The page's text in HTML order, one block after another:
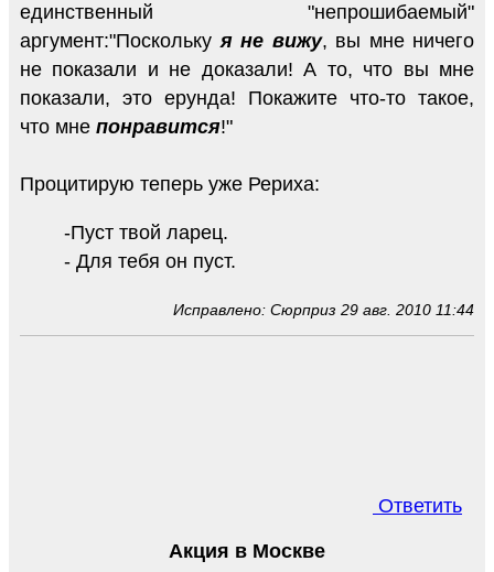
единственный "непрошибаемый"
аргумент:"Посколькуя не вижу, вы мне ничего
не показали и не доказали! А то, что вы мне
показали, это ерунда! Покажите что-то такое,
что мне понравится!"
Процитирую теперь уже Рериха:
-Пуст твой ларец.
- Для тебя он пуст.
Исправлено: Сюрприз 29 авг. 2010 11:44
Ответить
Акция в Москве